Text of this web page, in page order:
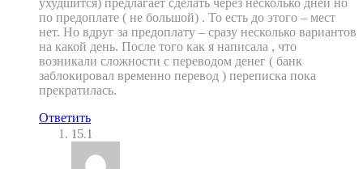
ухудшится) предлагает сделать через несколько дней но
по предоплате ( не большой) . То есть до этого – мест
нет. Но вдруг за предоплату – сразу несколько вариантов
на какой день. После того как я написала , что
возникали сложности с переводом денег ( банк
заблокировал временно перевод ) переписка пока
прекратилась.
Ответить
15.1